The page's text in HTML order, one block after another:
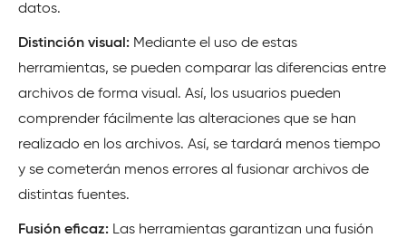
datos.
Distinción visual: Mediante el uso de estas
herramientas, se pueden comparar las diferencias entre
archivos de forma visual. Así, los usuarios pueden
comprender fácilmente las alteraciones que se han
realizado en los archivos. Así, se tardará menos tiempo
y se cometerán menos errores al fusionar archivos de
distintas fuentes.
Fusión eficaz: Las herramientas garantizan una fusión